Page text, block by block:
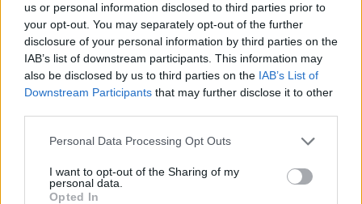
us or personal information disclosed to third parties prior to
your opt-out. You may separately opt-out of the further
disclosure of your personal information by third parties on the
IAB’s list of downstream participants. This information may
also be disclosed by us to third parties on the IAB’s List of
Downstream Participants that may further disclose it to other
Personal Data Processing Opt Outs
I want to opt-out of the Sharing of my
personal data.
Opted In
Max Factor Colour Elixir Lipstick
Βρες το εδώ
CASSIE NIGHTINGALE - THE GOOD WITCH